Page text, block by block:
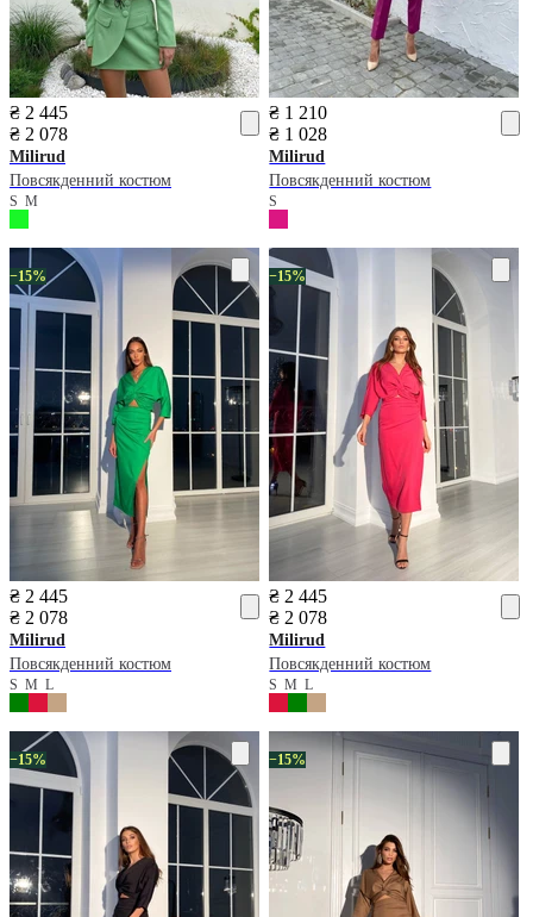
₴ 2 445
₴ 2 078
Milirud
Повсякденний костюм
S M
₴ 1 210
₴ 1 028
Milirud
Повсякденний костюм
S
−15%
₴ 2 445
₴ 2 078
Milirud
Повсякденний костюм
S M L
−15%
₴ 2 445
₴ 2 078
Milirud
Повсякденний костюм
SML
−15% −15%